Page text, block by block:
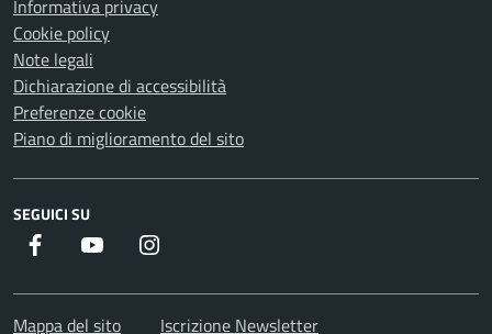
Informativa privacy
Cookie policy
Note legali
Dichiarazione di accessibilità
Preferenze cookie
Piano di miglioramento del sito
SEGUICI SU
Facebook Youtube
Mappa del sito Iscrizione Newsletter